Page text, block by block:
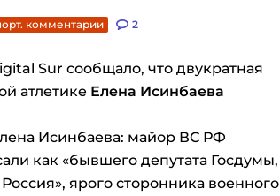
комментарии 2
Sur сообщало, что двукратная
атлетике Елена Исинбаева
Исинбаева: майор ВС РФ
как «бывшего депутата Госдумы,
ярого сторонника военного